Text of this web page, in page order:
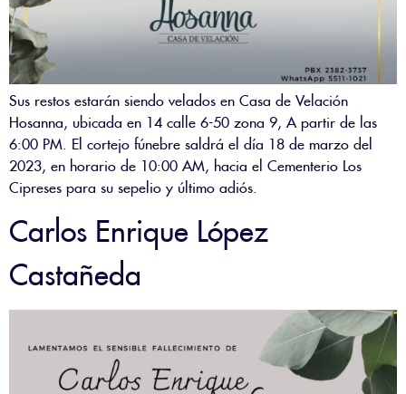
Sus restos estarán siendo velados en Casa de Velación
Hosanna, ubicada en 14 calle 6-50 zona 9, A partir de las
6:00 PM. El cortejo fúnebre saldrá el día 18 de marzo del
2023, en horario de 10:00 AM, hacia el Cementerio Los
Cipreses para su sepelio y último adiós.
Carlos Enrique López
Castañeda